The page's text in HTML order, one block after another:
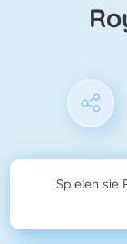
Spielen sie